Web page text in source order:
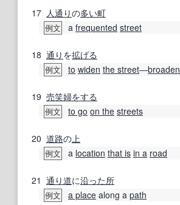
17 人通りの多い町
例文 a frequented street
18 通り を拡げる
例文 to widen the street―broaden
19 売笑婦をする
例文 to go on the streets
20 道路の 上
例文 a location that is in a road
21 通り道に沿った所
例文 a place along a path